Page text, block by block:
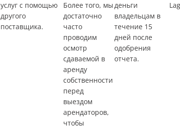
услуг с помощью
другого
поставщика.
Более того, мы
достаточно
часто
проводим
осмотр
сдаваемой в
аренду
собственности
перед
выездом
арендаторов,
чтобы
деньги
владельцам в
течение 15
дней после
одобрения
отчета.